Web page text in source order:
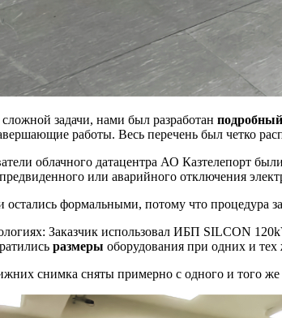
задачи, нами был разработан подробный
работы. Весь перечень был четко
облачного датацентра АО Казтелепорт
или аварийного отключения
остались формальными, потому что процедура
Заказчик использовал ИБП SILCON
размеры оборудования при одних и
снимка сняты примерно с одного и того